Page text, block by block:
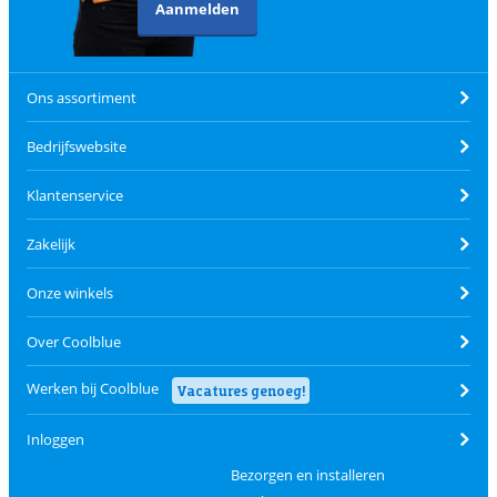
Aanmelden
Ons assortiment
Bedrijfswebsite
Klantenservice
Zakelijk
Onze winkels
Over Coolblue
Werken bij Coolblue Vacatures genoeg!
Inloggen
Bezorgen en installeren